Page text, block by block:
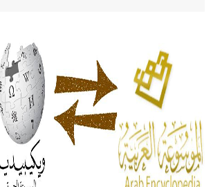
الحكم، الأدلة، تنظيم التغذية، ورسالته في
له الفضل بأنه حرر الطب من الدين والفلسفة.
- هل تعلم أن المرجان إفراز حيواني يتكون
من مادة كربونات الكلسيوم، وهو أحمر أو
أجود أنواعه، ويمتاز بكبر الحجم ويسمى الش